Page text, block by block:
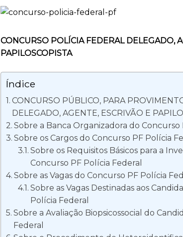
CONCURSO POLÍCIA FEDERAL DELEGADO,
PAPILOSCOPISTA
Índice
CONCURSO PÚBLICO, PARA
DELEGADO, AGENTE, ESCRIVÃO E
Sobre a Banca Organizadora do Concurso
Sobre os Cargos do Concurso PF Polícia
Sobre os Requisitos Básicos para a
Concurso PF Polícia Federal
Sobre as Vagas do Concurso PF Polícia
Sobre as Vagas Destinadas aos
Polícia Federal
Sobre a Avaliação Biopsicossocial do
Federal